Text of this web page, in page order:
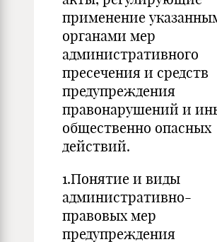
применение
органами мер
административного
пресечения и средств
предупреждения
правонарушений и
общественно опасных
действий.
1.Понятие и виды
административно-
правовых мер
предупреждения